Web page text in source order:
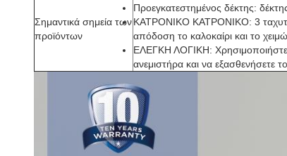
Σημαντικά σημεία των
προϊόντων
Προεγκατεστημένος δέκτης:
ΚΑΤΡΟΝΙΚΟ ΚΑΤΡΟΝΙΚΟ: 3
απόδοση το καλοκαίρι και το
ΕΛΕΓΚΗ ΛΟΓΙΚΗ: Χρησιμοποιήστε
ανεμιστήρα και να εξασθενήσετε